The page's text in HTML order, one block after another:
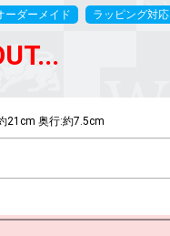
ーダーメイド ラッピング対応
21cm 奥行:約7.5cm